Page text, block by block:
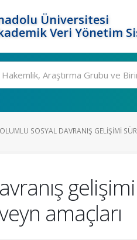
Üniversitesi
Veri Yönetim
OLUMLU SOSYAL DAVRANIŞ GELIŞIMI
amaçları